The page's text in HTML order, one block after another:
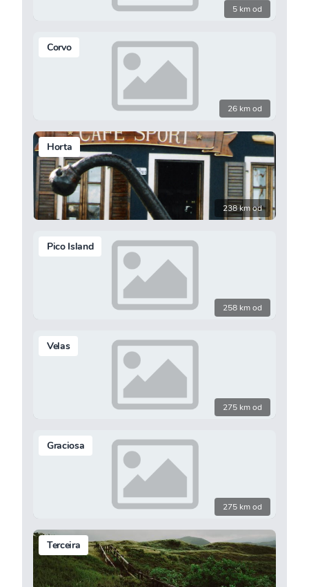
5 km od
Corvo
26 km od
Horta
238 km od
Pico Island
258 km od
Velas
275 km od
Graciosa
275 km od
Terceira